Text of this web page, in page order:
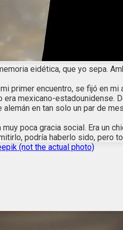
eidética, que yo sepa.
primer encuentro, se fijó en
mexicano-estadounidense.
alemán en tan solo un par de
poca gracia social. Era un
podría haberlo sido, pero
(not the actual photo)